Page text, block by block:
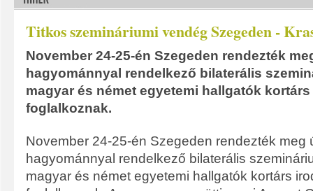
Titkos szemináriumi vendég Szegeden -
November 24-25-én Szegeden rendezték
hagyománnyal rendelkező bilaterális
magyar és német egyetemi hallgatók
foglalkoznak.
November 24-25-én Szegeden rendezték meg
hagyománnyal rendelkező bilaterális
magyar és német egyetemi hallgatók kortárs